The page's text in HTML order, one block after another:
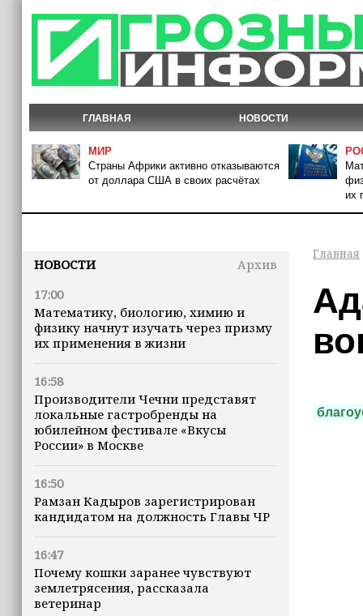
ГЛАВНАЯ НОВОСТИ
МИР
Страны Африки активно отказываются
от доллара США в своих расчётах
их
НОВОСТИ
Архив
17:00
Математику, биологию, химию и
физику начнут изучать через призму
их применения в жизни
16:58
Производители Чечни представят
локальные гастробренды на
юбилейном фестивале «Вкусы
России» в Москве
16:50
Рамзан Кадыров зарегистрирован
кандидатом на должность Главы ЧР
16:47
Почему кошки заранее чувствуют
землетрясения, рассказала
ветеринар
Главная